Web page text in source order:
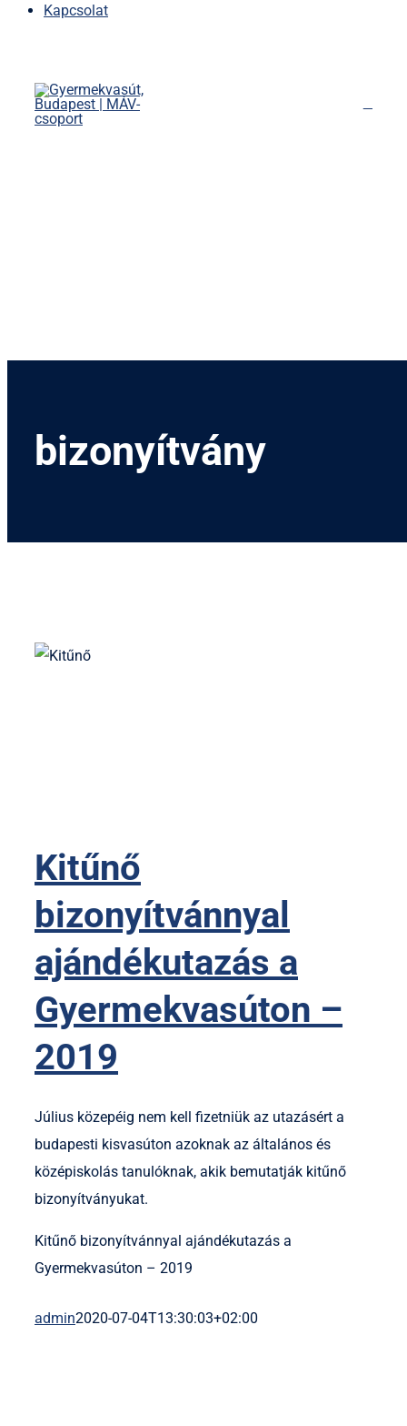
Kapcsolat
bizonyítvány
Kitűnő
bizonyítvánnyal
ajándékutazás a
Gyermekvasúton –
2019
Július közepéig nem kell fizetniük az utazásért a
budapesti kisvasúton azoknak az általános és
középiskolás tanulóknak, akik bemutatják kitűnő
bizonyítványukat.
Kitűnő bizonyítvánnyal ajándékutazás a
Gyermekvasúton – 2019
admin2020-07-04T13:30:03+02:00